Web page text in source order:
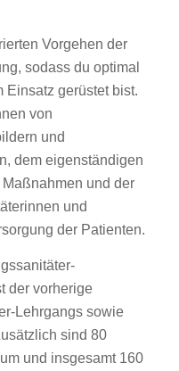
Vorgehen der
sodass du optimal
Einsatz gerüstet bist.
von
und
dem eigenständigen
und der
und
der Patienten.
der vorherige
Lehrgangs sowie
sind 80
und insgesamt 160